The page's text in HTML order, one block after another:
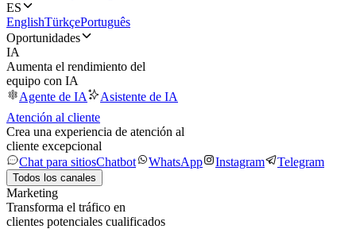
ES
EnglishTürkçePortuguês
Oportunidades
IA
Aumenta el rendimiento del
equipo con IA
Agente de IA
Asistente de IA
Atención al cliente
Crea una experiencia de atención al
cliente excepcional
Chat para sitiosChatbot WhatsApp Instagram Telegram
Todos los canales
Marketing
Transforma el tráfico en
clientes potenciales cualificados